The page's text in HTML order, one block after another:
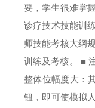
要，学生很难掌
诊疗技术技能训
师技能考核大纲
训练及考核。 ■
整体位幅度大：
钮，即可使模拟